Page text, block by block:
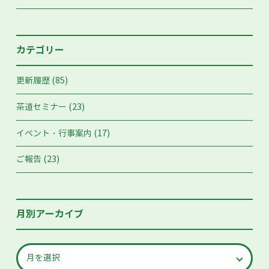
カテゴリー
更新履歴(85)
茶道セミナー (23)
イベント・行事案内 (17)
ご報告(23)
月別アーカイブ